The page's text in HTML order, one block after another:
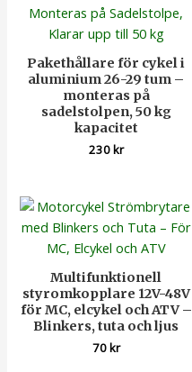
Pakethållare för cykel i
aluminium 26-29 tum –
monteras på
sadelstolpen, 50 kg
kapacitet
230kr
Multifunktionell
styromkopplare 12V-48V
för MC, elcykel och ATV –
Blinkers, tuta och ljus
70kr